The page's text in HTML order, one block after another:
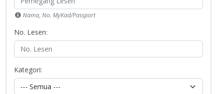
Nama, No. MyKad/Passport
No. Lesen:
Kategori: